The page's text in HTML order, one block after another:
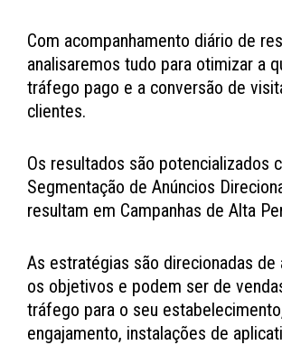
Com acompanhamento diário de
analisaremos tudo para otimizar a
tráfego pago e a conversão de
clientes.
Os resultados são potencializados
Segmentação de Anúncios
resultam em Campanhas de Alta
As estratégias são direcionadas de
os objetivos e podem ser de
tráfego para o seu
engajamento, instalações de